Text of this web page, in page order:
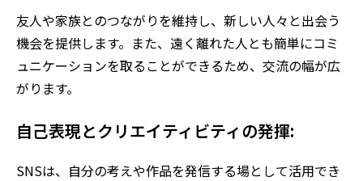
友人や家族とのつながりを維持し、新しい人々と出会う
機会を提供します。また、遠く離れた人とも簡単にコミ
ュニケーションを取ることができるため、交流の幅が広
がります。
自己表現とクリエイティビティの発揮:
SNSは、自分の考えや作品を発信する場として活用でき